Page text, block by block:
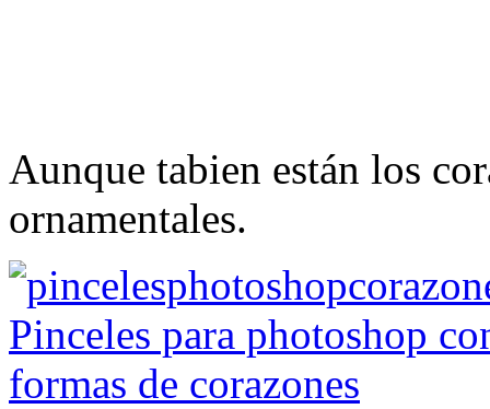
Aunque tabien están los
ornamentales.